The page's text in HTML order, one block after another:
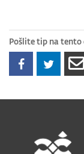
Pošlite tip na